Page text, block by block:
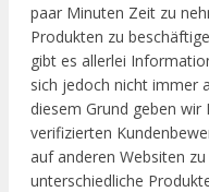
paar Minuten Zeit zu
Produkten zu
gibt es allerlei
sich jedoch nicht immer
diesem Grund geben
verifizierten
auf anderen Websiten
unterschiedliche